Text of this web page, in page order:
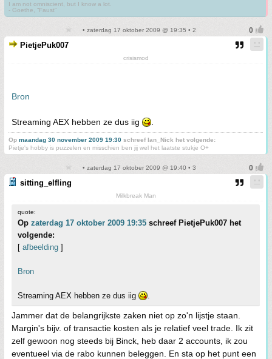
I am not omniscient, but I know a lot.
- Goethe, “Faust”
• zaterdag 17 oktober 2009 @ 19:35 • 2
PietjePuk007
crisismod
Bron
Streaming AEX hebben ze dus iig
Op maandag 30 november 2009 19:30 schreef Ian_Nick het volgende:
Pietje's hobby is puzzelen en misschien ben jij wel het laatste stukje O+
• zaterdag 17 oktober 2009 @ 19:40 • 3
sitting_elfling
Milkbreak Man
quote:
Op zaterdag 17 oktober 2009 19:35 schreef PietjePuk007 het
volgende:
[ afbeelding ]
Bron
Streaming AEX hebben ze dus iig .
Jammer dat de belangrijkste zaken niet op zo'n lijstje staan.
Margin's bijv. of transactie kosten als je relatief veel trade. Ik zit
zelf gewoon nog steeds bij Binck, heb daar 2 accounts, ik zou
eventueel via de rabo kunnen beleggen. En sta op het punt een